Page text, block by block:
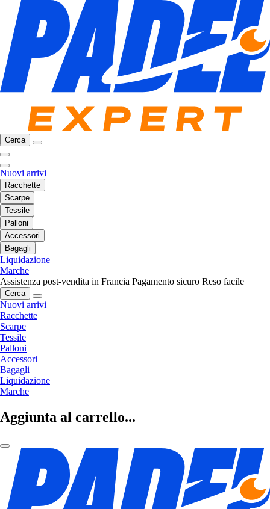
Cerca
Nuovi arrivi
Racchette
Scarpe
Tessile
Palloni
Accessori
Bagagli
Liquidazione
Marche
Assistenza post-vendita in Francia Pagamento sicuro Reso facile
Cerca
Nuovi arrivi
Racchette
Scarpe
Tessile
Palloni
Accessori
Bagagli
Liquidazione
Marche
Aggiunta al carrello...